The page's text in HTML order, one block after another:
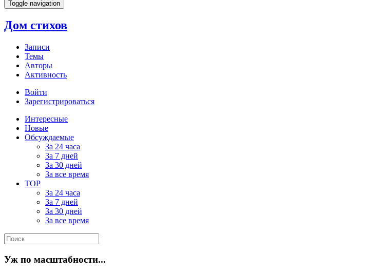
Toggle navigation
Дом стихов
Записи
Темы
Авторы
Активность
Войти
Зарегистрироваться
Интересные
Новые
Обсуждаемые
За 24 часа
За 7 дней
За 30 дней
За все время
TOP
За 24 часа
За 7 дней
За 30 дней
За все время
Уж по масштабности...